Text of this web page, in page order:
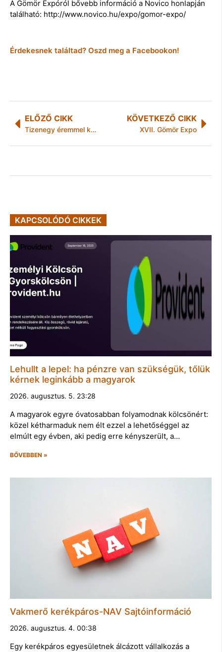
A Gömör Expóról bővebb információ a Novico honlapján
található: http://www.novico.hu/expo/gomor-expo/
Érdekesnek találtad? Oszd meg a Facebookon!
ELŐZŐ CIKK
Tizenegy éremmel kezdett a TVK-Mali TK
KÖVETKEZŐ CIKK
XVII. Gömör Expo
KAPCSOLÓDÓ CIKKEK
Lehullt a lepel: ha pénzre van szükségük, tőlük
kérnek leginkább a magyarok
2026. augusztus. 5. 23:28
A magyarok egyre óvatosabban folyamodnak kölcsönért:
közel kétharmaduk nem élt ezzel a lehetőséggel az
elmúlt egy évben, aki pedig erre kényszerült, a…
BŐVEBBEN »
Vakmerő kerékpáros-NAV Sajtóinformáció
2026. augusztus. 4. 00:38
Egy kerékpáros egyesületnek álcázott vállalkozás a